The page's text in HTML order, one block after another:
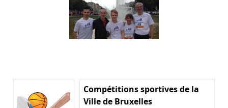
Compétitions sportives de la
Ville de Bruxelles